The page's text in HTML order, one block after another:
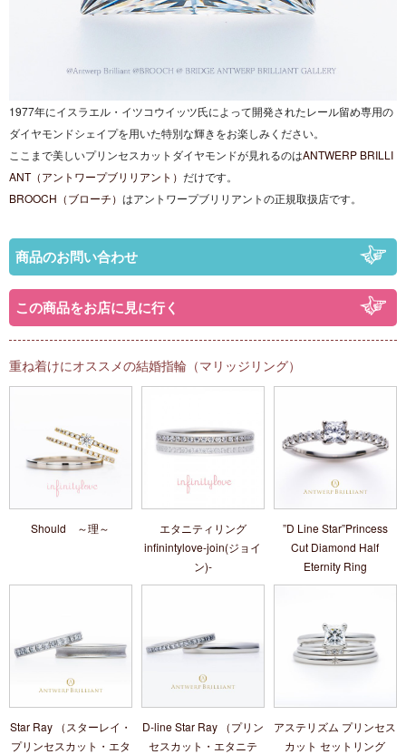
1977年にイスラエル・イツコウイッツ氏によって開発されたレール留め専用の
ダイヤモンドシェイプを用いた特別な輝きをお楽しみください。
ここまで美しいプリンセスカットダイヤモンドが見れるのはANTWERP BRILLI
ANT（アントワープブリリアント） だけです。
BROOCH（ブローチ） はアントワープブリリアントの正規取扱店です。
商品のお問い合わせ
この商品をお店に見に行く
重ね着けにオススメの結婚指輪（マリッジリング）
Should ～理～
エタニティリング
infinintylove-join(ジョイ
ン)-
”D Line Star”Princess
Cut Diamond Half
Eternity Ring
Star Ray （スターレイ・
プリンセスカット・エタ
D-line Star Ray （プリン
セスカット・エタニテ
アステリズム プリンセス
カット セットリング